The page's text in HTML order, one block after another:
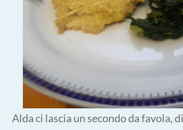
Alda ci lascia un secondo da favola,